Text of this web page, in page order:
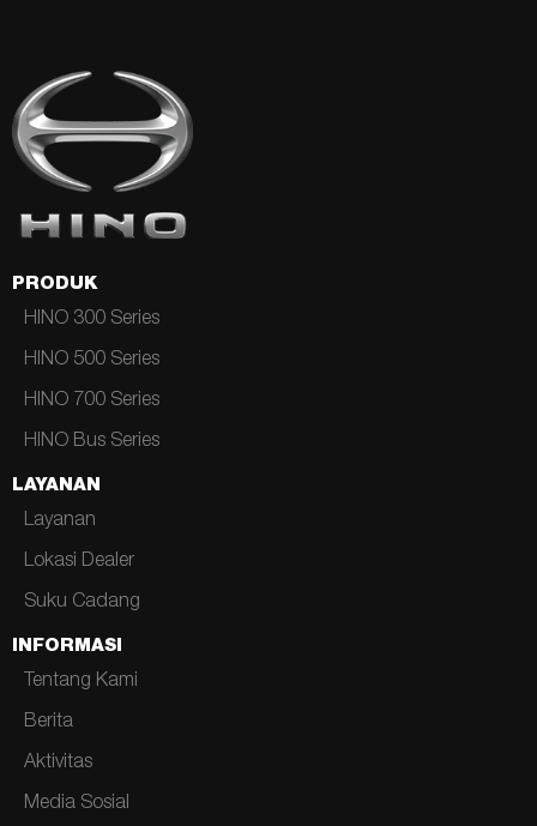
PRODUK
HINO 300 Series
HINO 500 Series
HINO 700 Series
HINO Bus Series
LAYANAN
Layanan
Lokasi Dealer
Suku Cadang
INFORMASI
Tentang Kami
Berita
Aktivitas
Media Sosial